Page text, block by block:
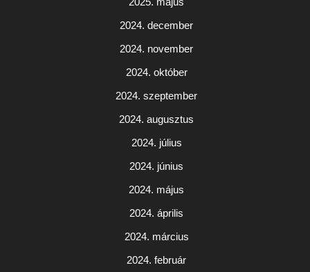
2024. december
2024. november
2024. október
2024. szeptember
2024. augusztus
2024. július
2024. június
2024. május
2024. április
2024. március
2024. február